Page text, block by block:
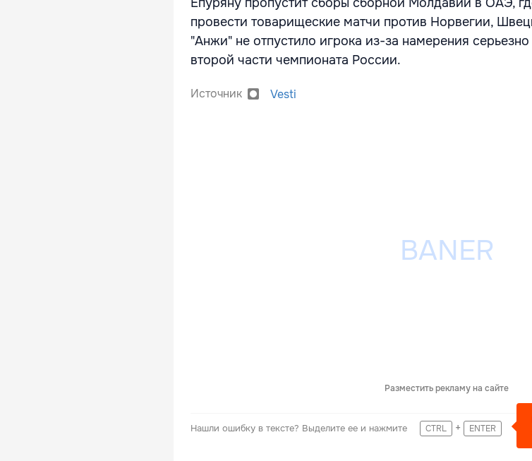
провести товарищеские матчи против Норвегии,
"Анжи" не отпустило игрока из-за намерения
второй части чемпионата России.
Источник Vesti
Разместить рекламу на сайте
Нашли ошибку в тексте? Выделите ее и нажмите CTRL + ENTER